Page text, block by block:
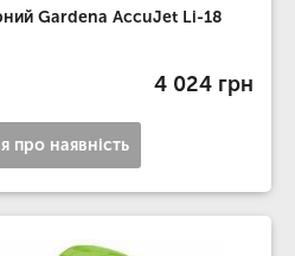
Gardena AccuJet Li-18
4 024 грн
про наявність